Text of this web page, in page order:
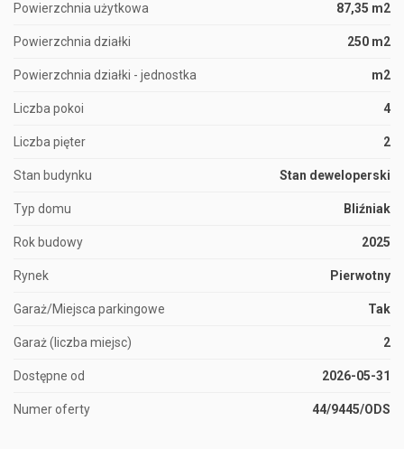
Powierzchnia użytkowa 87,35 m2
Powierzchnia działki 250 m2
Powierzchnia działki - jednostka m2
Liczba pokoi 4
Liczba pięter 2
Stan budynku Stan deweloperski
Typ domu Bliźniak
Rok budowy 2025
Rynek Pierwotny
Garaż/Miejsca parkingowe Tak
Garaż (liczba miejsc) 2
Dostępne od 2026-05-31
Numer oferty 44/9445/ODS